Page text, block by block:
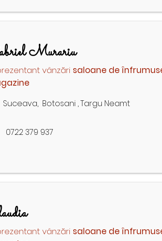
Murariu
vânzări saloane de
Suceava, Botosani , Targu Neamt
0722 379 937
vânzări saloane de